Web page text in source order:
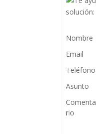
Nombre
Email
Teléfono
Asunto
Comenta
rio